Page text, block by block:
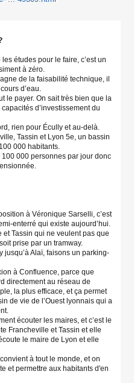
études pour le faire, c’est un
à zéro.
de la faisabilité technique, il
d’eau.
le payer. On sait très bien que la
d’investissement du
rien pour Écully et au-delà.
Tassin et Lyon 5e, un bassin
000 habitants.
000 personnes par jour donc
à Véronique Sarselli, c’est
enterré qui existe aujourd’hui.
et Tassin qui ne veulent pas que
prise par un tramway.
jusqu’à Alaï, faisons un parking-
à Confluence, parce que
directement au réseau de
la plus efficace, et ça permet
de vie de l’Ouest lyonnais qui a
écouter les maires, et c’est le
Francheville et Tassin et elle
le maire de Lyon et elle
à tout le monde, et on
et permettre aux habitants d'en